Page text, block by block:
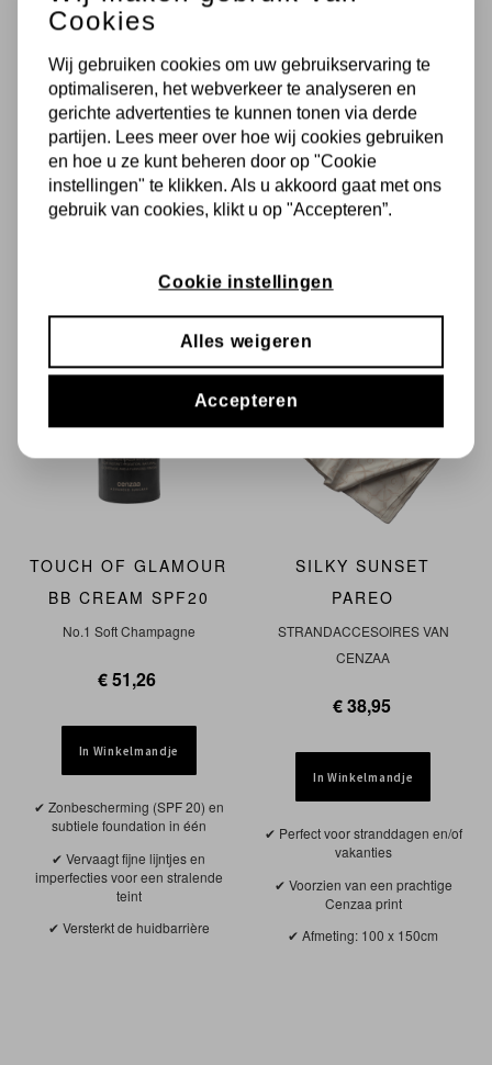
Krachtige parfum
Limited Edition
Vermindert rimpels
Zorgt voor een stralende teint
Herstelt de huid barrière
TOUCH OF GLAMOUR
BB CREAM SPF20
No.1 Soft Champagne
€ 51,26
In Winkelmandje
Zonbescherming (SPF 20) en
subtiele foundation in één
Vervaagt fijne lijntjes en
imperfecties voor een stralende
teint
Versterkt de huidbarrière
SILKY SUNSET
PAREO
STRANDACCESOIRES VAN
CENZAA
€ 38,95
In Winkelmandje
Perfect voor stranddagen en/of
vakanties
Voorzien van een prachtige
Cenzaa print
Afmeting: 100 x 150cm
Cookies
Wij gebruiken cookies om uw gebruikservaring te
optimaliseren, het webverkeer te analyseren en
gerichte advertenties te kunnen tonen via derde
partijen. Lees meer over hoe wij cookies gebruiken
en hoe u ze kunt beheren door op "Cookie
instellingen" te klikken. Als u akkoord gaat met ons
gebruik van cookies, klikt u op "Accepteren”.
Cookie instellingen
Alles weigeren
Accepteren